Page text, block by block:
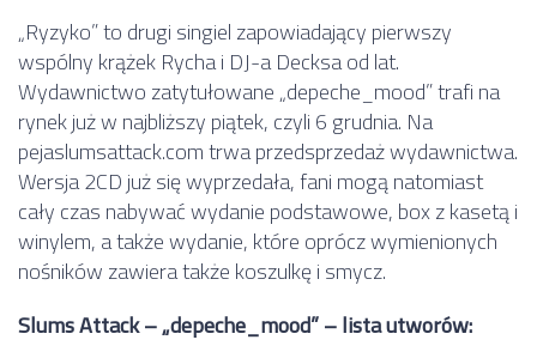
„Ryzyko” to drugi singiel zapowiadający pierwszy
wspólny krążek Rycha i DJ-a Decksa od lat.
Wydawnictwo zatytułowane „depeche_mood” trafi na
rynek już w najbliższy piątek, czyli 6 grudnia. Na
pejaslumsattack.com trwa przedsprzedaż wydawnictwa.
Wersja 2CD już się wyprzedała, fani mogą natomiast
cały czas nabywać wydanie podstawowe, box z kasetą i
winylem, a także wydanie, które oprócz wymienionych
nośników zawiera także koszulkę i smycz.
Slums Attack – „depeche_mood” – lista utworów: